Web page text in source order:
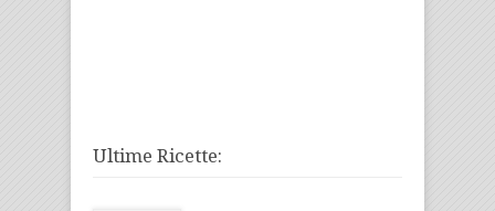
Ultime Ricette: